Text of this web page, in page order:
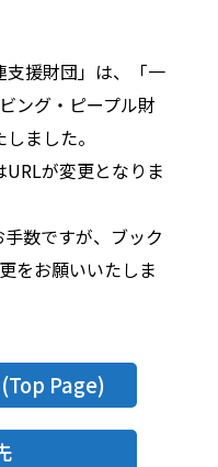
支援財団」は、「一
ング・ピープル財
ました。
が変更となりま
数ですが、ブック
をお願いいたしま
(Top Page)